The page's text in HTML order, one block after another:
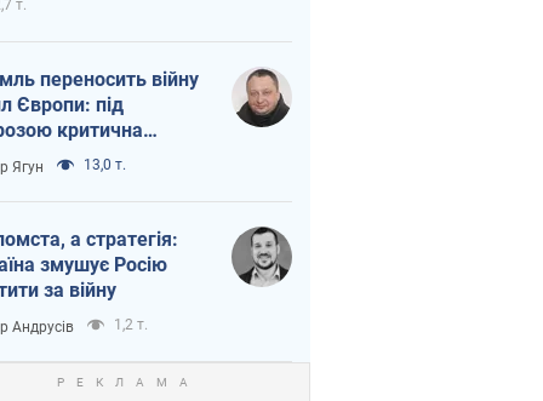
т.
переносить війну
Європи: під
критична
Ягун 13,0 т.
а стратегія:
змушує Росію
за війну
Андрусів 1,2 т.